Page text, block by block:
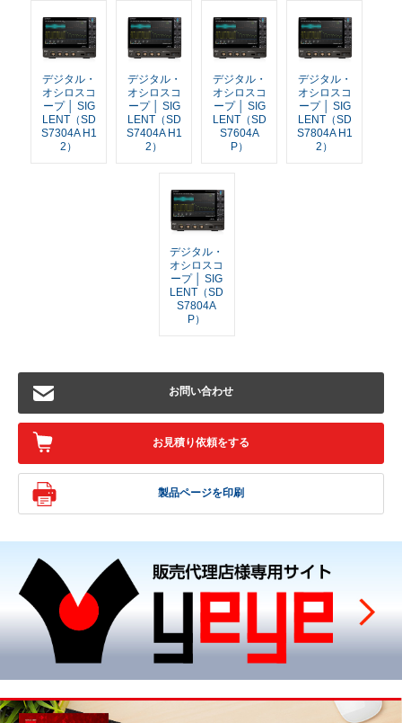
デジタル・
オシロスコ
ープ │ SIG
LENT（SD
S7304A H1
2）
デジタル・
オシロスコ
ープ │ SIG
LENT（SD
S7404A H1
2）
デジタル・
オシロスコ
ープ │ SIG
LENT（SD
S7604A
P）
デジタル・
オシロスコ
ープ │ SIG
LENT（SD
S7804A H1
2）
デジタル・
オシロスコ
ープ │ SIG
LENT（SD
S7804A
P）
お問い合わせ
お見積り依頼をする
製品ページを印刷